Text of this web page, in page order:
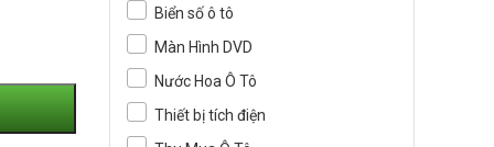
Biển số ô tô
Màn Hình DVD
Nước Hoa Ô Tô
Thiết bị tích điện